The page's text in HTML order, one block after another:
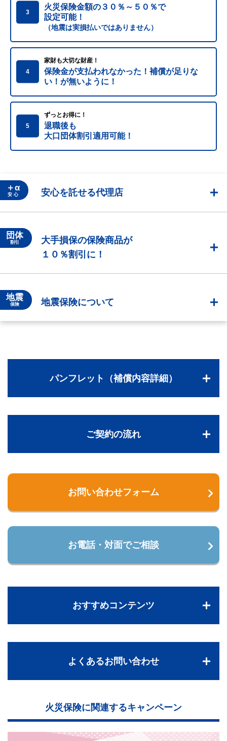
3
火災保険金額の３０％～５０％で
設定可能！
（地震は実損払いではありません）
4
家財も大切な財産！
保険金が支払われなかった！補償が足りな
い！が無いように！
5
ずっとお得に！
退職後も
大口団体割引適用可能！
＋α
安 心 安心を託せる代理店
団体
割引
大手損保の保険商品が
１０％割引に！
地震
保険 地震保険について
パンフレット（補償内容詳細）
ご契約の流れ
お問い合わせフォーム
お電話・対面でご相談
おすすめコンテンツ
よくあるお問い合わせ
火災保険に関連するキャンペーン